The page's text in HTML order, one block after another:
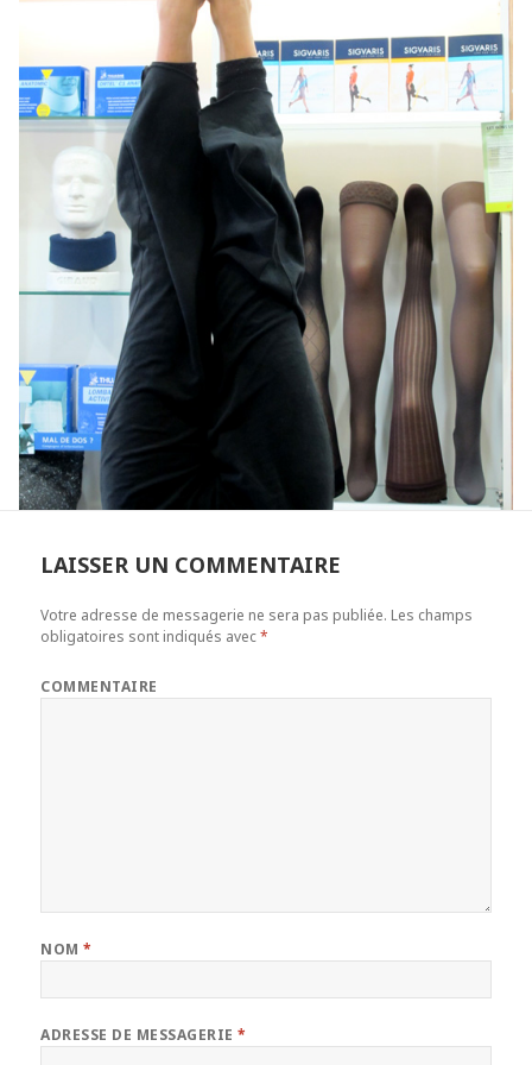
LAISSER UN COMMENTAIRE
Votre adresse de messagerie ne sera pas publiée. Les champs
obligatoires sont indiqués avec*
COMMENTAIRE
NOM*
ADRESSE DE MESSAGERIE*